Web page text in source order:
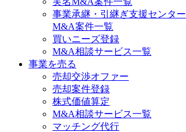
事業承継・引継ぎ支援センター
M&A案件一覧
買いニーズ登録
M&A相談サービス一覧
事業を売る
売却交渉オファー
売却案件登録
株式価値算定
M&A相談サービス一覧
マッチング代行